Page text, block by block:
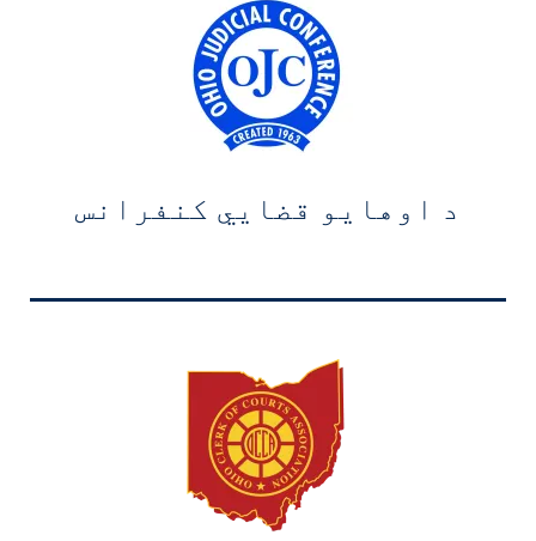
د اوهایو قضايي کنفرانس